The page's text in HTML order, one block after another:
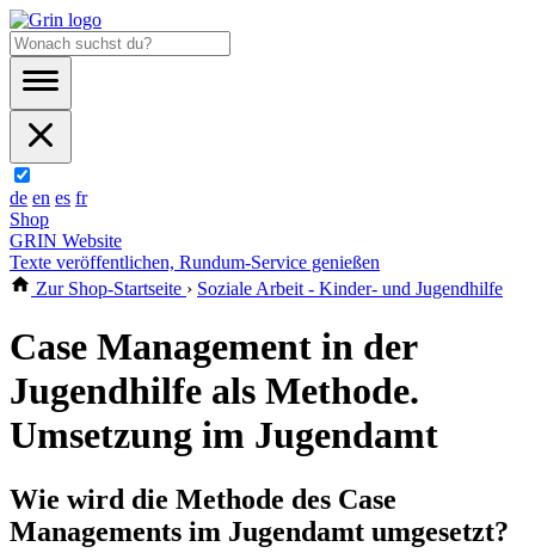
de en es fr
Shop
GRIN Website
Texte veröffentlichen, Rundum-Service genießen
Zur Shop-Startseite › Soziale Arbeit - Kinder- und Jugendhilfe
Case Management in der
Jugendhilfe als Methode.
Umsetzung im Jugendamt
Wie wird die Methode des Case
Managements im Jugendamt umgesetzt?